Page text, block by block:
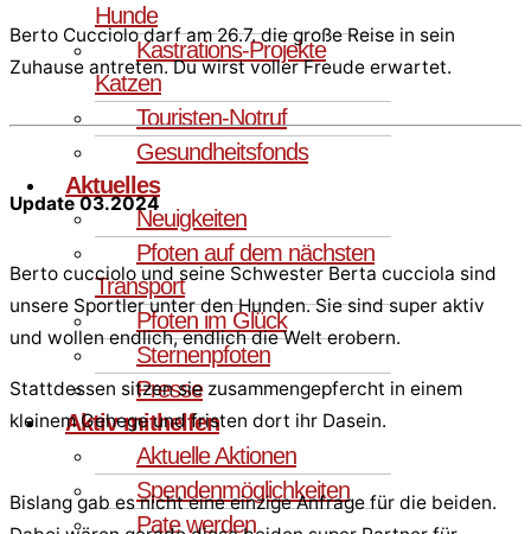
Hunde
Kastrations-Projekte
Katzen
Touristen-Notruf
Gesundheitsfonds
Aktuelles
Neuigkeiten
Pfoten auf dem nächsten
Transport
Pfoten im Glück
Sternenpfoten
Presse
Aktiv mithelfen
Aktuelle Aktionen
Spendenmöglichkeiten
Pate werden
Berto Cucciolo darf am 26.7. die große Reise in sein
Zuhause antreten. Du wirst voller Freude erwartet.
Update 03.2024
Berto cucciolo und seine Schwester Berta cucciola sind
unsere Sportler unter den Hunden. Sie sind super aktiv
und wollen endlich, endlich die Welt erobern.
Stattdessen sitzen sie zusammengepfercht in einem
kleinem Gehege und fristen dort ihr Dasein.
Bislang gab es nicht eine einzige Anfrage für die beiden.